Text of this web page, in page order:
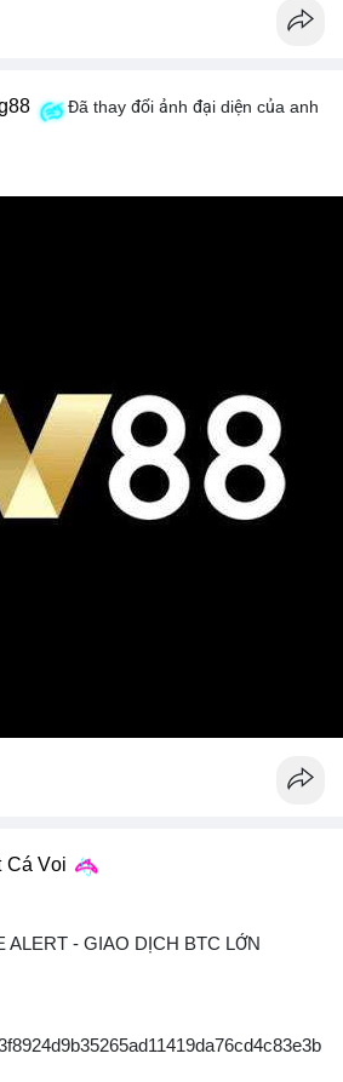
Đã thay đổi ảnh đại diện của anh
Cá Voi
ALERT - GIAO DỊCH BTC LỚN